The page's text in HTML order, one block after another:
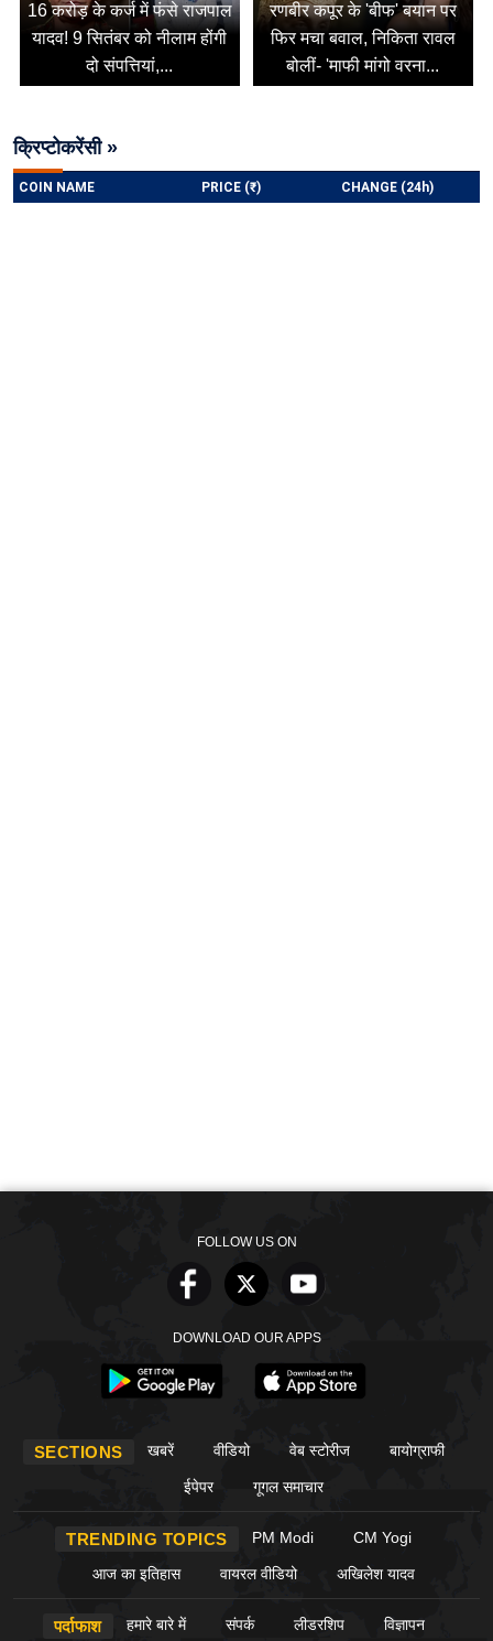
16 करोड़ के कर्ज में फंसे राजपाल
यादव! 9 सितंबर को नीलाम होंगी
दो संपत्तियां,...
रणबीर कपूर के 'बीफ' बयान पर
फिर मचा बवाल, निकिता रावल
बोलीं- 'माफी मांगो वरना...
क्रिप्टोकरेंसी »
FOLLOW US ON
DOWNLOAD OUR APPS
SECTIONS खबरें वीडियो वेब स्टोरीज बायोग्राफी
ईपेपर गूगल समाचार
TRENDING TOPICS PM Modi CM Yogi
आज का इतिहास वायरल वीडियो अखिलेश यादव
पर्दाफाश हमारे बारे में संपर्क लीडरशिप विज्ञापन